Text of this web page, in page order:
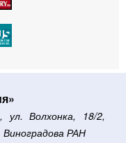
ул. Волхонка, 18/2,
РАН